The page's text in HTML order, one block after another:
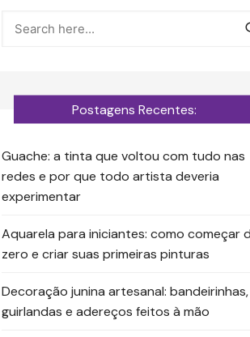
Postagens Recentes:
Guache: a tinta que voltou com tudo nas
redes e por que todo artista deveria
experimentar
Aquarela para iniciantes: como começar
zero e criar suas primeiras pinturas
Decoração junina artesanal: bandeirinhas,
guirlandas e adereços feitos à mão